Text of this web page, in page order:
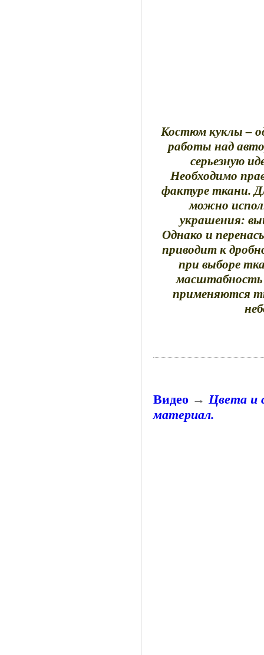
Костюм куклы –
работы над
серьезную
Необходимо
фактуре ткани.
можно
украшения:
Однако и
приводит к
при выборе
масштабность
применяются
Видео → Цвета и
материал.